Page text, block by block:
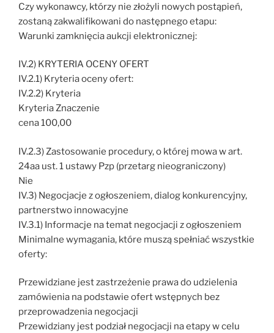
Czy wykonawcy, którzy nie złożyli nowych postąpień,
zostaną zakwalifikowani do następnego etapu:
Warunki zamknięcia aukcji elektronicznej:
IV.2) KRYTERIA OCENY OFERT
IV.2.1) Kryteria oceny ofert:
IV.2.2) Kryteria
Kryteria Znaczenie
cena 100,00
IV.2.3) Zastosowanie procedury, o której mowa w art.
24aa ust. 1 ustawy Pzp (przetarg nieograniczony)
Nie
IV.3) Negocjacje z ogłoszeniem, dialog konkurencyjny,
partnerstwo innowacyjne
IV.3.1) Informacje na temat negocjacji z ogłoszeniem
Minimalne wymagania, które muszą spełniać wszystkie
oferty:
Przewidziane jest zastrzeżenie prawa do udzielenia
zamówienia na podstawie ofert wstępnych bez
przeprowadzenia negocjacji
Przewidziany jest podział negocjacji na etapy w celu